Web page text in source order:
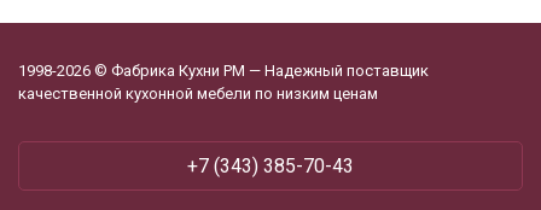
1998-2026 © Фабрика Кухни РМ — Надежный поставщик
качественной кухонной мебели по низким ценам
+7 (343) 385-70-43